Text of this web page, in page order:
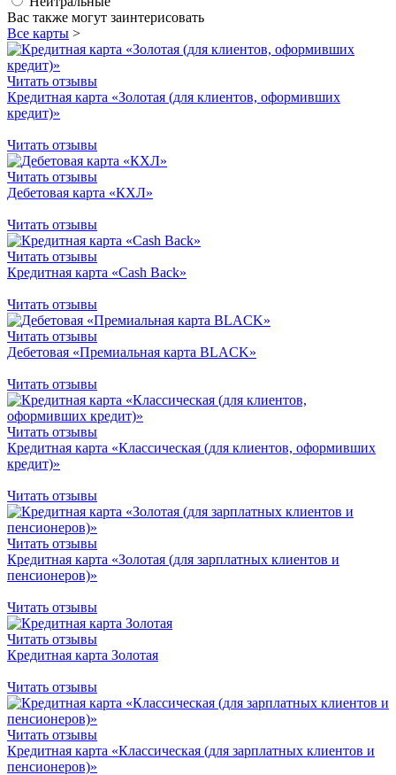
Вас также могут заинтерисовать
Все карты >
Читать отзывы
Кредитная карта «Золотая (для клиентов, оформивших
кредит)»
Читать отзывы
Читать отзывы
Дебетовая карта «КХЛ»
Читать отзывы
Читать отзывы
Кредитная карта «Cash Back»
Читать отзывы
Читать отзывы
Дебетовая «Премиальная карта BLACK»
Читать отзывы
Читать отзывы
Кредитная карта «Классическая (для клиентов, оформивших
кредит)»
Читать отзывы
Читать отзывы
Кредитная карта «Золотая (для зарплатных клиентов и
пенсионеров)»
Читать отзывы
Читать отзывы
Кредитная карта Золотая
Читать отзывы
Читать отзывы
Кредитная карта «Классическая (для зарплатных клиентов и
пенсионеров)»